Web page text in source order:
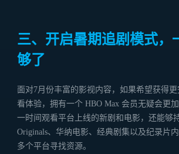
三、开启暑期追剧模式，
够了
面对7月份丰富的影视内容，如果希望获得
看体验，拥有一个 HBO Max 会员无疑会更
一时间观看平台上线的新剧和电影，还能够
Originals、华纳电影、经典剧集以及纪录片
多个平台寻找资源。